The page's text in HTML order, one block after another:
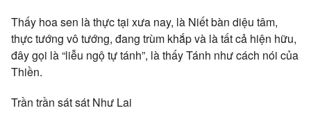
Thấy hoa sen là thực tại xưa nay, là Niết bàn diệu tâm,
thực tướng vô tướng, đang trùm khắp và là tất cả hiện hữu,
đây gọi là “liễu ngộ tự tánh”, là thấy Tánh như cách nói của
Thiền.
Trần trần sát sát Như Lai